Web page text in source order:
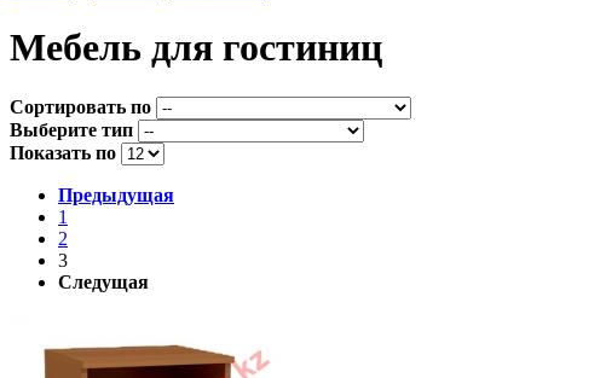
Мебель для гостиниц
Сортировать по
Выберите тип
Показать по
Предыдущая
1
2
3
Следущая